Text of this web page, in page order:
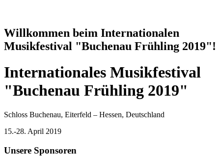
Willkommen beim Internationalen
Musikfestival "Buchenau Frühling 2019"!
Internationales Musikfestival
"Buchenau Frühling 2019"
Schloss Buchenau, Eiterfeld – Hessen, Deutschland
15.-28. April 2019
Unsere Sponsoren